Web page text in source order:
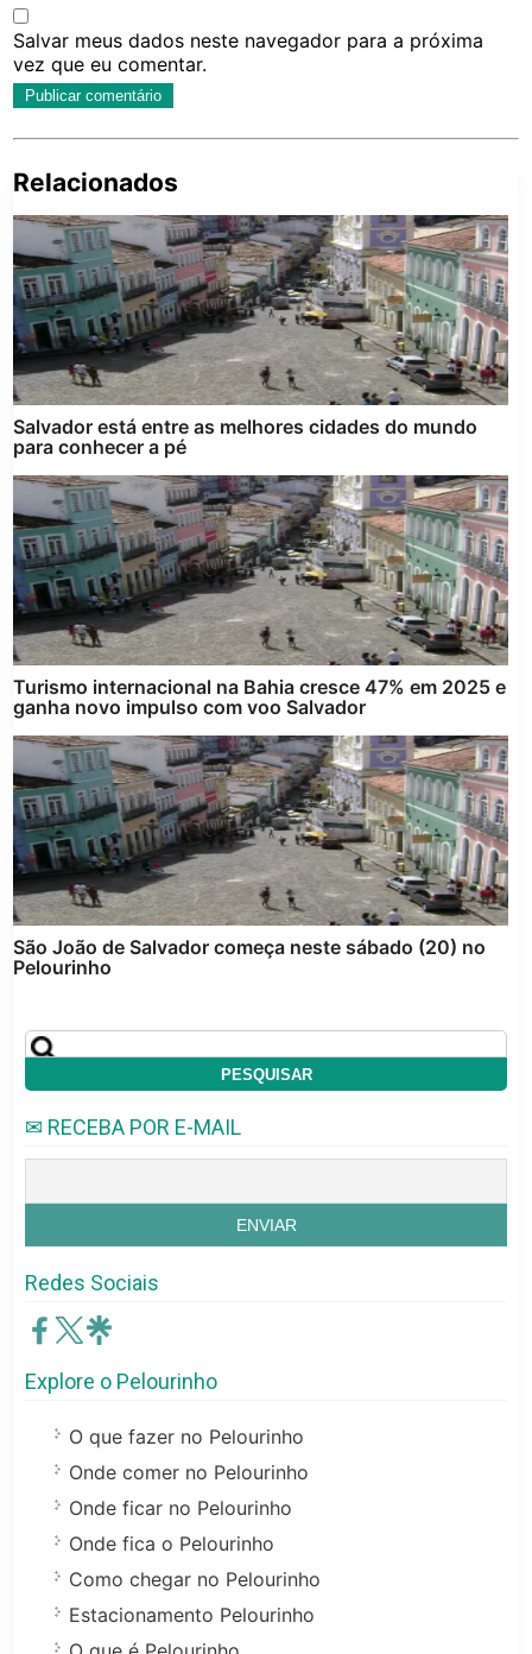
Salvar meus dados neste navegador para a próxima
vez que eu comentar.
Relacionados
Salvador está entre as melhores cidades do mundo
para conhecer a pé
Turismo internacional na Bahia cresce 47% em 2025 e
ganha novo impulso com voo Salvador
São João de Salvador começa neste sábado (20) no
Pelourinho
✉ RECEBA POR E-MAIL
Redes Sociais
Explore o Pelourinho
O que fazer no Pelourinho
Onde comer no Pelourinho
Onde ficar no Pelourinho
Onde fica o Pelourinho
Como chegar no Pelourinho
Estacionamento Pelourinho